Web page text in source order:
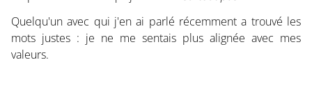
Quelqu'un avec qui j'en ai parlé récemment a trouvé les
mots justes : je ne me sentais plus alignée avec mes
valeurs.